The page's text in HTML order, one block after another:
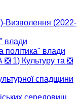
Визволення (2022-
влади
влади
1) Культуру та ❎
спадщини
середовищ